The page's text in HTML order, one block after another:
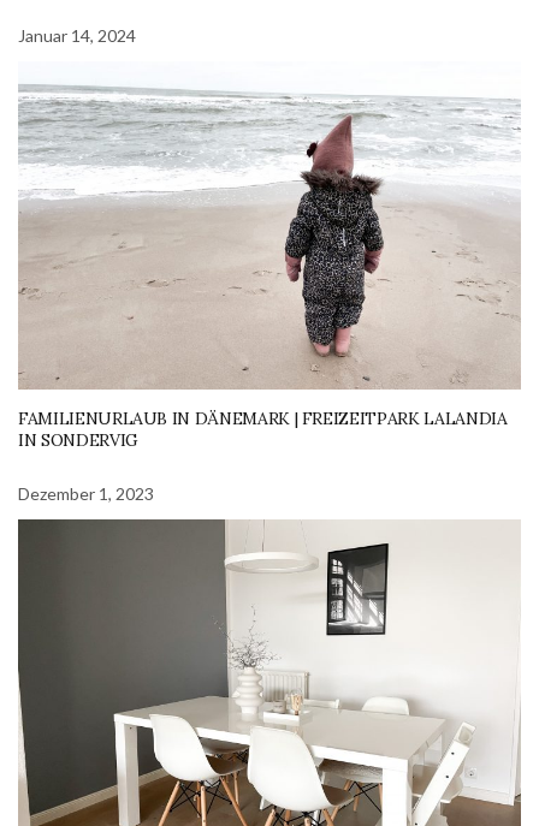
Januar 14, 2024
FAMILIENURLAUB IN DÄNEMARK | FREIZEITPARK LALANDIA
IN SONDERVIG
Dezember 1, 2023